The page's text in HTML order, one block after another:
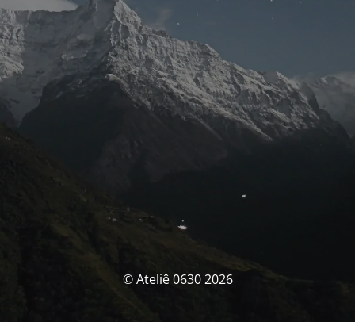
© Ateliê 0630 2026